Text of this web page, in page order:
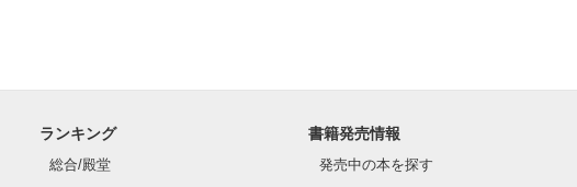
ランキング
総合/殿堂
書籍発売情報
発売中の本を探す